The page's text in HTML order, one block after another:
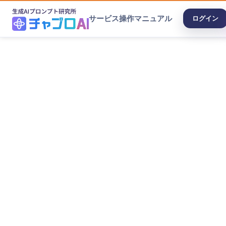
サービス操作マニュアル ログイン